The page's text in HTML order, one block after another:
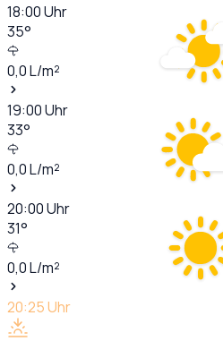
18:00Uhr
35°
0,0L/m²
19:00Uhr
33°
0,0L/m²
20:00Uhr
31°
0,0L/m²
20:25Uhr